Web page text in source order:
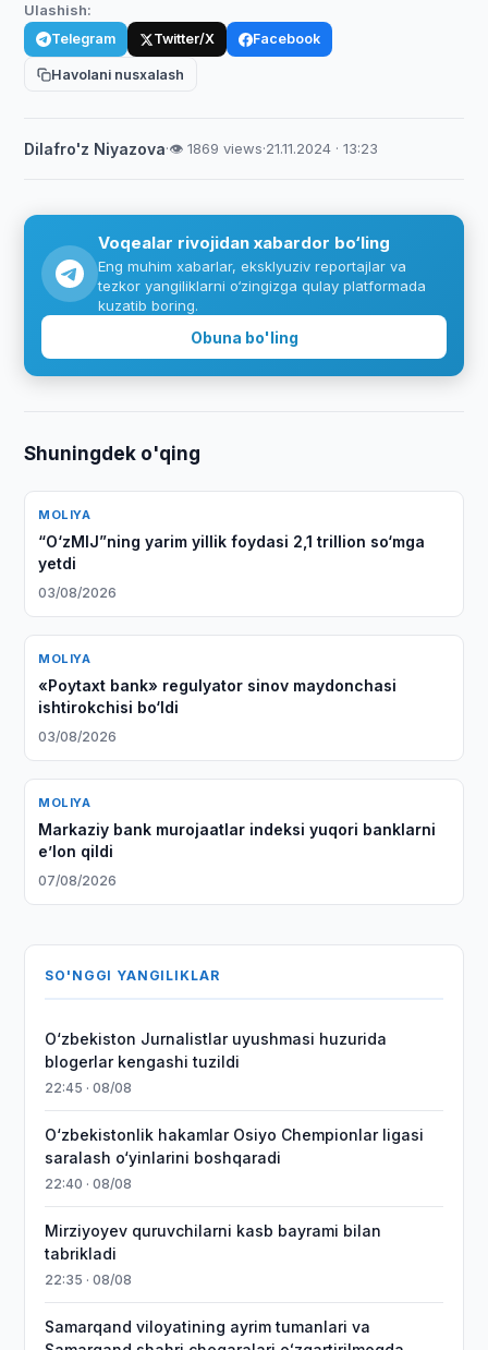
Ulashish:
Telegram Twitter/X Facebook
Havolani nusxalash
Dilafro'z Niyazova·👁 1869 views·21.11.2024 · 13:23
Voqealar rivojidan xabardor bo‘ling
Eng muhim xabarlar, eksklyuziv reportajlar va
tezkor yangiliklarni o‘zingizga qulay platformada
kuzatib boring.
Obuna bo'ling
Shuningdek o'qing
MOLIYA
“O‘zMIJ”ning yarim yillik foydasi 2,1 trillion so‘mga
yetdi
03/08/2026
MOLIYA
«Poytaxt bank» regulyator sinov maydonchasi
ishtirokchisi bo‘ldi
03/08/2026
MOLIYA
Markaziy bank murojaatlar indeksi yuqori banklarni
eʼlon qildi
07/08/2026
SO'NGGI YANGILIKLAR
O‘zbekiston Jurnalistlar uyushmasi huzurida
blogerlar kengashi tuzildi
22:45 · 08/08
O‘zbekistonlik hakamlar Osiyo Chempionlar ligasi
saralash o‘yinlarini boshqaradi
22:40 · 08/08
Mirziyoyev quruvchilarni kasb bayrami bilan
tabrikladi
22:35 · 08/08
Samarqand viloyatining ayrim tumanlari va